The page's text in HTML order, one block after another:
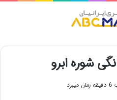
شوره ابرو